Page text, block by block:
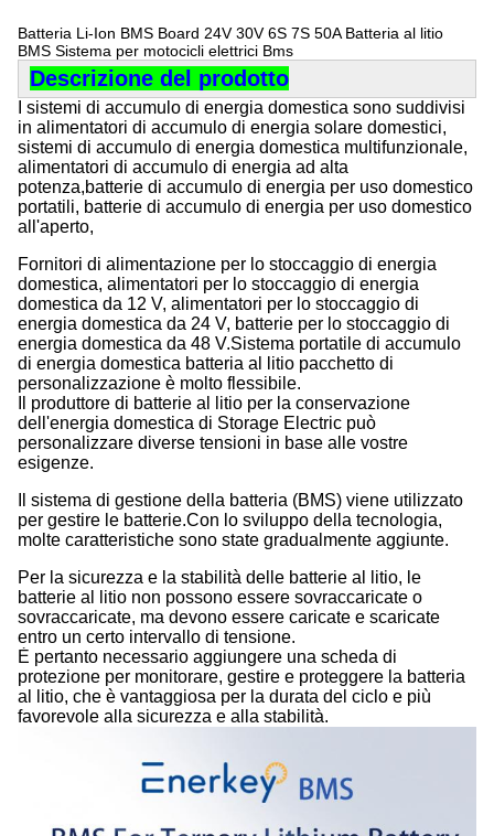
Batteria Li-Ion BMS Board 24V 30V 6S 7S 50A Batteria al litio
BMS Sistema per motocicli elettrici Bms
Descrizione del prodotto
I sistemi di accumulo di energia domestica sono suddivisi
in alimentatori di accumulo di energia solare domestici,
sistemi di accumulo di energia domestica multifunzionale,
alimentatori di accumulo di energia ad alta
potenza,batterie di accumulo di energia per uso domestico
portatili, batterie di accumulo di energia per uso domestico
all'aperto,
Fornitori di alimentazione per lo stoccaggio di energia
domestica, alimentatori per lo stoccaggio di energia
domestica da 12 V, alimentatori per lo stoccaggio di
energia domestica da 24 V, batterie per lo stoccaggio di
energia domestica da 48 V.Sistema portatile di accumulo
di energia domestica batteria al litio pacchetto di
personalizzazione è molto flessibile.
Il produttore di batterie al litio per la conservazione
dell'energia domestica di Storage Electric può
personalizzare diverse tensioni in base alle vostre
esigenze.
Il sistema di gestione della batteria (BMS) viene utilizzato
per gestire le batterie.Con lo sviluppo della tecnologia,
molte caratteristiche sono state gradualmente aggiunte.
Per la sicurezza e la stabilità delle batterie al litio, le
batterie al litio non possono essere sovraccaricate o
sovraccaricate, ma devono essere caricate e scaricate
entro un certo intervallo di tensione.
È pertanto necessario aggiungere una scheda di
protezione per monitorare, gestire e proteggere la batteria
al litio, che è vantaggiosa per la durata del ciclo e più
favorevole alla sicurezza e alla stabilità.